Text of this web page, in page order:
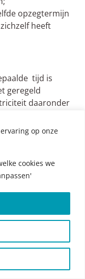
op onze
cookies we
opzegtermijn
heeft
tijd is
geregeld
daaronder
een bepaalde
tijd is
geregeld
verlengd voor
drie maanden,
overeenkomst
kan opzeggen
één